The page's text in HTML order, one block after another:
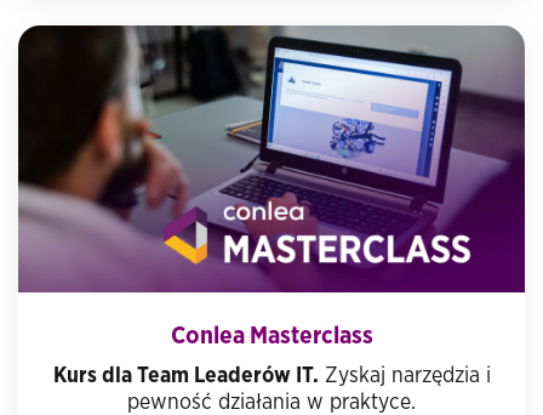
Conlea Masterclass
Kurs dla Team Leaderów IT. Zyskaj narzędzia i
pewność działania w praktyce.